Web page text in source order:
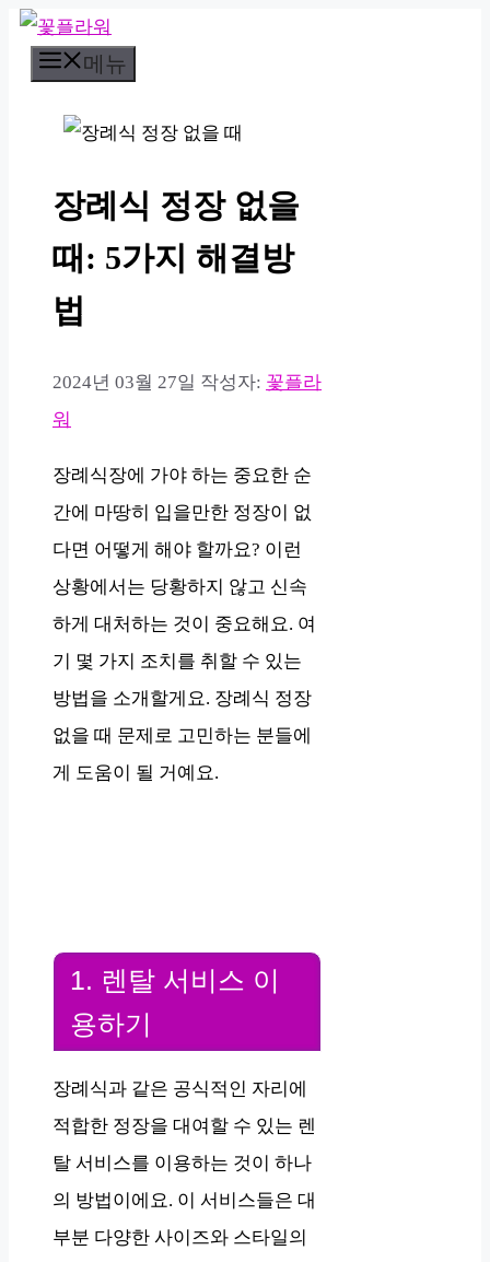
컨
메뉴
장례식 정장 없을
때: 5가지 해결방
법
2024년 03월 27일 작성자: 꽃플라
워
장례식장에 가야 하는 중요한 순
간에 마땅히 입을만한 정장이 없
다면 어떻게 해야 할까요? 이런
상황에서는 당황하지 않고 신속
하게 대처하는 것이 중요해요. 여
기 몇 가지 조치를 취할 수 있는
방법을 소개할게요. 장례식 정장
없을 때 문제로 고민하는 분들에
게 도움이 될 거예요.
1. 렌탈 서비스 이
용하기
장례식과 같은 공식적인 자리에
적합한 정장을 대여할 수 있는 렌
탈 서비스를 이용하는 것이 하나
의 방법이에요. 이 서비스들은 대
부분 다양한 사이즈와 스타일의